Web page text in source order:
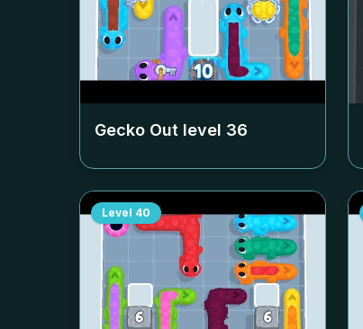
Gecko Out level 36
Level 40